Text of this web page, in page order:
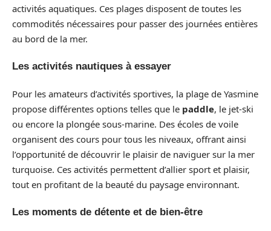
activités aquatiques. Ces plages disposent de toutes les
commodités nécessaires pour passer des journées entières
au bord de la mer.
Les activités nautiques à essayer
Pour les amateurs d’activités sportives, la plage de Yasmine
propose différentes options telles que le paddle, le jet-ski
ou encore la plongée sous-marine. Des écoles de voile
organisent des cours pour tous les niveaux, offrant ainsi
l’opportunité de découvrir le plaisir de naviguer sur la mer
turquoise. Ces activités permettent d’allier sport et plaisir,
tout en profitant de la beauté du paysage environnant.
Les moments de détente et de bien-être